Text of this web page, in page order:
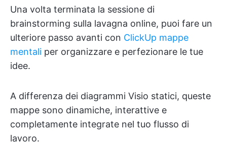
Una volta terminata la sessione di
brainstorming sulla lavagna online, puoi fare un
ulteriore passo avanti con ClickUp mappe
mentali per organizzare e perfezionare le tue
idee.
A differenza dei diagrammi Visio statici, queste
mappe sono dinamiche, interattive e
completamente integrate nel tuo flusso di
lavoro.